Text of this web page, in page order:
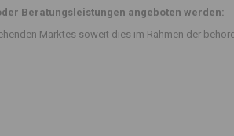
Beratungsleistungen angeboten werden:
Marktes soweit dies im Rahmen der